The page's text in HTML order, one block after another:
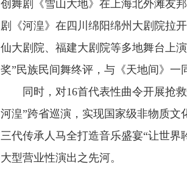
创舞剧《雪山大地》在上海北外滩友
剧《河湟》在四川绵阳绵州大剧院拉
仙大剧院、福建大剧院等多地舞台上
奖”民族民间舞终评，与《天地间》一
同时，对16首代表性曲令开展抢救
河湟”跨省巡演，实现国家级非物质文
三代传承人马全打造音乐盛宴“让世界
大型营业性演出之先河。